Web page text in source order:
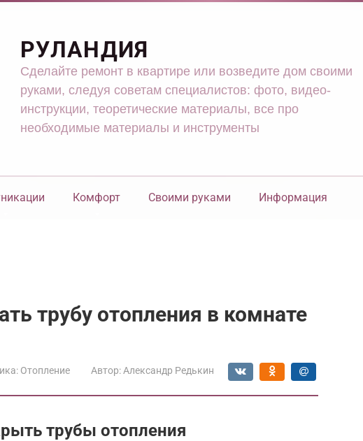
РУЛАНДИЯ
Сделайте ремонт в квартире или возведите дом своими
руками, следуя советам специалистов: фото, видео-
инструкции, теоретические материалы, все про
необходимые материалы и инструменты
Комфорт Своими руками Информация
трубу отопления в комнате
Отопление Автор: Александр Редькин
трубы отопления